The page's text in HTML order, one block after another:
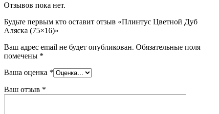
Отзывов пока нет.
Будьте первым кто оставит отзыв «Плинтус Цветной Дуб
Аляска (75×16)»
Ваш адрес email не будет опубликован. Обязательные поля
помечены *
Ваша оценка *
Ваш отзыв *